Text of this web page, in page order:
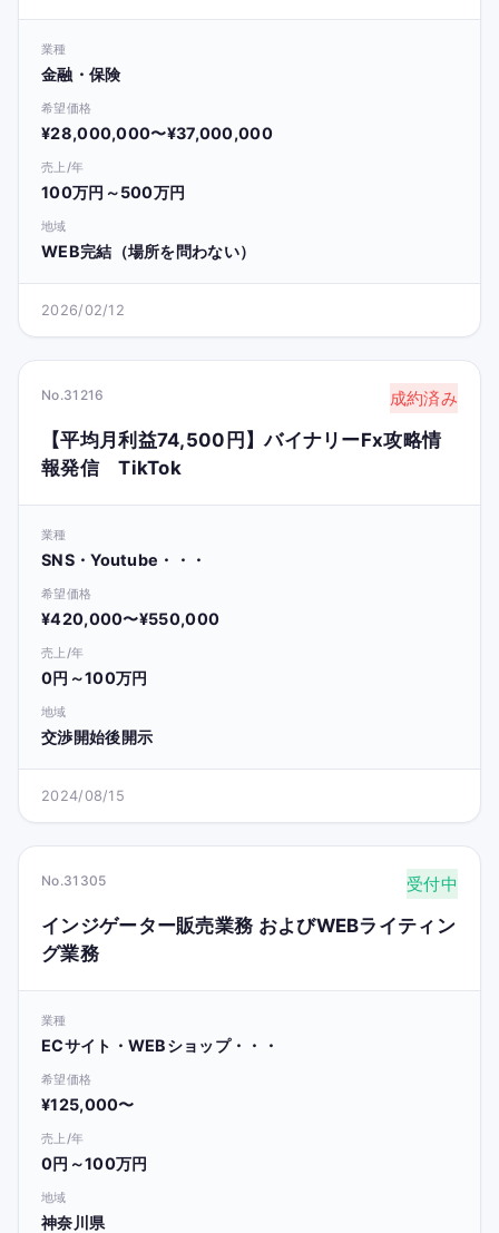
業種
金融・保険
希望価格
¥28,000,000〜¥37,000,000
売上/年
100万円～500万円
地域
WEB完結（場所を問わない）
2026/02/12
No.31216 成約済み
【平均月利益74,500円】バイナリーFx攻略情
報発信 TikTok
業種
SNS・Youtube・・・
希望価格
¥420,000〜¥550,000
売上/年
0円～100万円
地域
交渉開始後開示
2024/08/15
No.31305 受付中
インジゲーター販売業務 およびWEBライティン
グ業務
業種
ECサイト・WEBショップ・・・
希望価格
¥125,000〜
売上/年
0円～100万円
地域
神奈川県